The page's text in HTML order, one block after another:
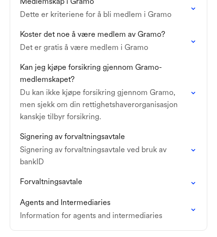
Medlemskap i Gramo
Dette er kriteriene for å bli medlem i Gramo
Koster det noe å være medlem av Gramo?
Det er gratis å være medlem i Gramo
Kan jeg kjøpe forsikring gjennom Gramo-
medlemskapet?
Du kan ikke kjøpe forsikring gjennom Gramo,
men sjekk om din rettighetshaverorganisasjon
kanskje tilbyr forsikring.
Signering av forvaltningsavtale
Signering av forvaltningsavtale ved bruk av
bankID
Forvaltningsavtale
Agents and Intermediaries
Information for agents and intermediaries